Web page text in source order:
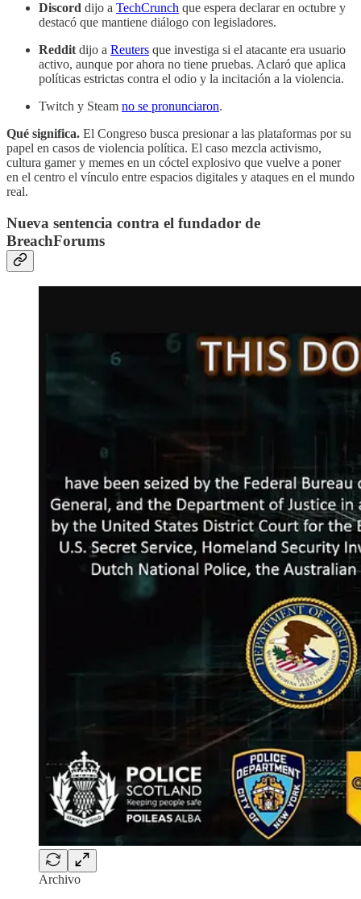
Discord dijo a TechCrunch que espera declarar en octubre y
destacó que mantiene diálogo con legisladores.
Reddit dijo a Reuters que investiga si el atacante era usuario
activo, aunque por ahora no tiene pruebas. Aclaró que aplica
políticas estrictas contra el odio y la incitación a la violencia.
Twitch y Steam no se pronunciaron.
Qué significa. El Congreso busca presionar a las plataformas por su
papel en casos de violencia política. El caso mezcla activismo,
cultura gamer y memes en un cóctel explosivo que vuelve a poner
en el centro el vínculo entre espacios digitales y ataques en el mundo
real.
Nueva sentencia contra el fundador de
BreachForums
Archivo